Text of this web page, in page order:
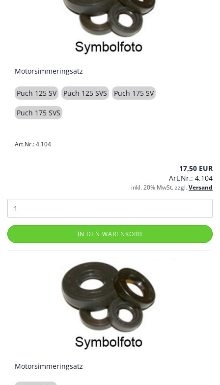
Motorsimmeringsatz
Puch 125 SV Puch 125 SVS Puch 175 SV
Puch 175 SVS
Art.Nr.: 4.104
17,50 EUR
Art.Nr.: 4.104
inkl. 20% MwSt. zzgl.Versand
IN DEN WARENKORB
Motorsimmeringsatz